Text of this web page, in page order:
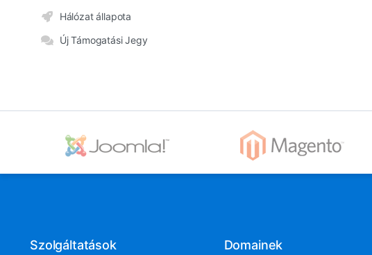
Hálózat állapota
Új Támogatási Jegy
Szolgáltatások Domainek